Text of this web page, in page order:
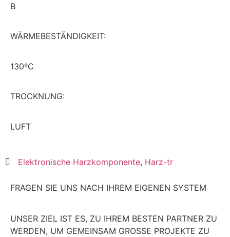
B
WÄRMEBESTÄNDIGKEIT:
130ºC
TROCKNUNG:
LUFT
Elektronische Harzkomponente, Harz-tr
FRAGEN SIE UNS NACH IHREM EIGENEN SYSTEM
UNSER ZIEL IST ES, ZU IHREM BESTEN PARTNER ZU
WERDEN, UM GEMEINSAM GROSSE PROJEKTE ZU